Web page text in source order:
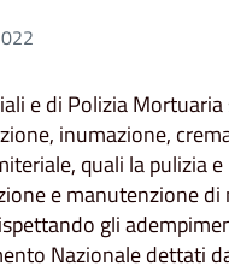
e di Polizia
inumazione,
quali la pulizia
e manutenzione
gli
Nazionale dettati